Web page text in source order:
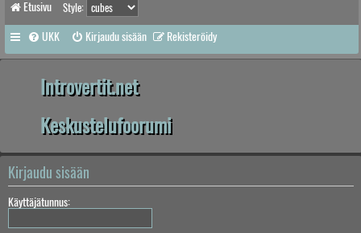
Etusivu Style:
UKK Kirjaudu sisään Rekisteröidy
Introvertit.net
Keskustelufoorumi
Kirjaudu sisään
Käyttäjätunnus: